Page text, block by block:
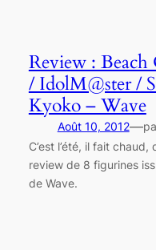
Review : Beach
/ IdolM@ster /
Kyoko – Wave
Août 10, 2012—
C’est l’été, il fait
review de 8 figurines
de Wave.